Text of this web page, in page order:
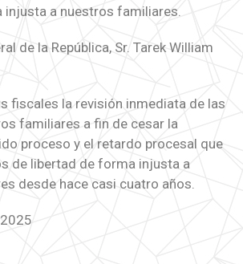
injusta a nuestros familiares.
de la República, Sr. Tarek William
fiscales la revisión inmediata de las
familiares a fin de cesar la
proceso y el retardo procesal que
de libertad de forma injusta a
desde hace casi cuatro años.